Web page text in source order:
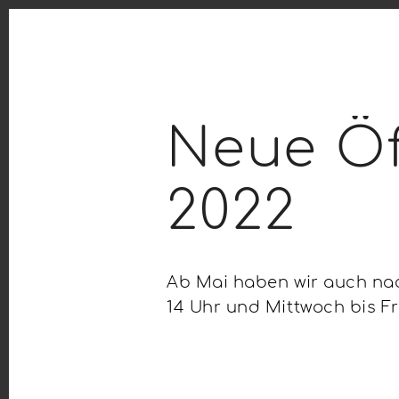
Neue
2022
Ab Mai haben wir auch
14 Uhr und Mittwoch bis